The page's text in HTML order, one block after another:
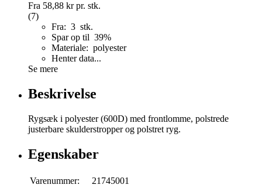
Fra 58,88 krpr. stk.
(7)
Fra: 3 stk.
Spar op til 39%
Materiale: polyester
Henter data...
Se mere
Beskrivelse
Rygsæk i polyester (600D) med frontlomme, polstrede
justerbare skulderstropper og polstret ryg.
Egenskaber
Varenummer:
21745001